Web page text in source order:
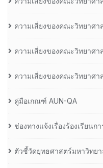
ความเสี่ยงของคณะวิทยาศ
ความเสี่ยงของคณะวิทยาศ
ความเสี่ยงของคณะวิทยาศ
คู่มือเกณฑ์ AUN-QA
ช่องทางแจ้งเรื่องร้องเรียนก
ตัวชี้วัดยุทธศาสตร์มหาวิทยา